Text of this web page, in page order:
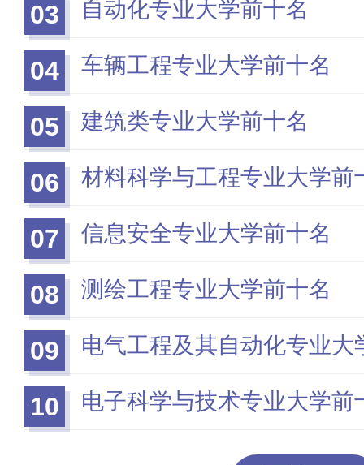
03 自动化专业大学前十名
04 车辆工程专业大学前十名
05 建筑类专业大学前十名
06 材料科学与工程专业大学前
07 信息安全专业大学前十名
08 测绘工程专业大学前十名
09 电气工程及其自动化专业大
10 电子科学与技术专业大学前